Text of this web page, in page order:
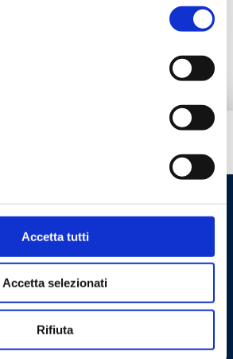
Accetta tutti
Accetta selezionati
Rifiuta